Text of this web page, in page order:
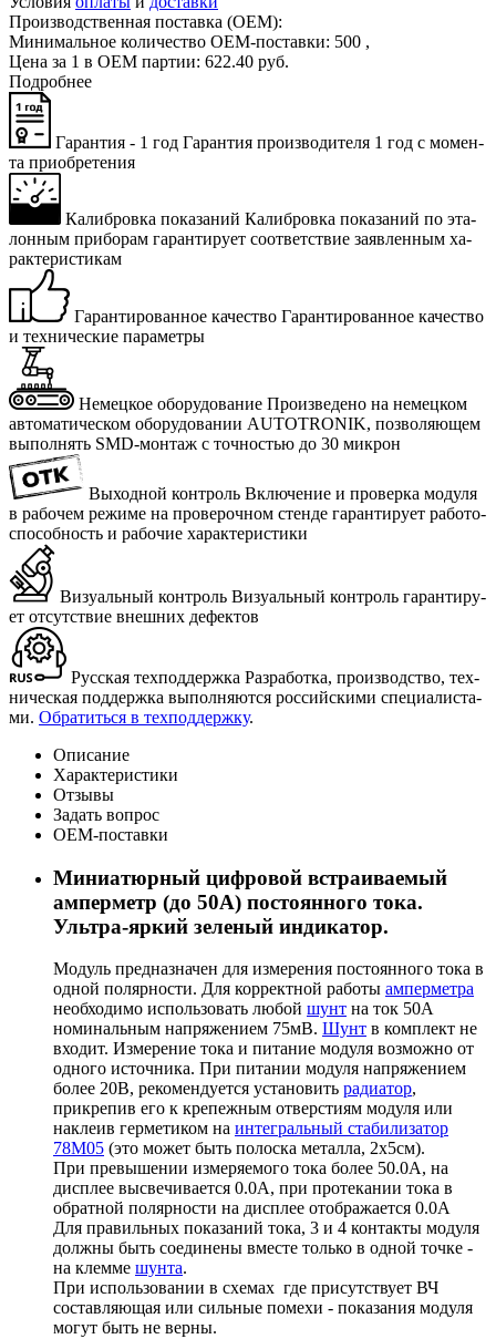
Производственная поставка (OEM):
Минимальное количество OEM-поставки: 500 ,
Цена за 1 в OEM партии: 622.40 руб.
Подробнее
Гарантия - 1 год Га­ран­тия про­из­во­ди­те­ля 1 год с мо­мен­
та при­об­ре­те­ния
Калибровка показаний Ка­либ­ров­ка по­ка­за­ний по эта­
лон­ным при­бо­рам га­ран­ти­ру­ет со­от­вет­ствие за­яв­лен­ным ха­
рак­те­ри­сти­кам
Гарантированное качество Га­ран­ти­ро­ван­ное ка­че­ство
и тех­ни­че­ские па­ра­мет­ры
Немецкое оборудование Про­из­ве­де­но на немец­ком
ав­то­ма­ти­че­ском обо­ру­до­ва­нии AUTOTRONIK, поз­во­ля­ю­щем
вы­пол­нять SMD-мон­таж с точ­но­стью до 30 мик­рон
Выходной контроль Вклю­че­ние и про­вер­ка мо­ду­ля
в ра­бо­чем ре­жи­ме на про­ве­роч­ном стен­де га­ран­ти­ру­ет ра­бо­то­
спо­соб­ность и ра­бо­чие ха­рак­те­ри­сти­ки
Визуальный контроль Ви­зу­аль­ный кон­троль га­ран­ти­ру­
ет от­сут­ствие внеш­них де­фек­тов
Русская техподдержка Раз­ра­бот­ка, про­из­вод­ство, тех­
ни­че­ская под­держ­ка вы­пол­ня­ют­ся рос­сий­ски­ми спе­ци­а­ли­ста­
ми. Об­ра­тить­ся в тех­под­держ­ку.
Описание
Характеристики
Отзывы
Задать вопрос
ОЕМ-поставки
Миниатюрный цифровой встраиваемый
амперметр (до 50А) постоянного тока.
Ультра-яркий зеленый индикатор.
Модуль предназначен для измерения постоянного тока в
одной полярности. Для корректной работы амперметра
необходимо использовать любой шунт на ток 50А
номинальным напряжением 75мВ. Шунт в комплект не
входит. Измерение тока и питание модуля возможно от
одного источника. При питании модуля напряжением
более 20В, рекомендуется установить радиатор,
прикрепив его к крепежным отверстиям модуля или
наклеив герметиком на интегральный стабилизатор
78M05 (это может быть полоска металла, 2х5см).
При превышении измеряемого тока более 50.0А, на
дисплее высвечивается 0.0А, при протекании тока в
обратной полярности на дисплее отображается 0.0А
Для правильных показаний тока, 3 и 4 контакты модуля
должны быть соединены вместе только в одной точке -
на клемме шунта.
При использовании в схемах где присутствует ВЧ
составляющая или сильные помехи - показания модуля
могут быть не верны.